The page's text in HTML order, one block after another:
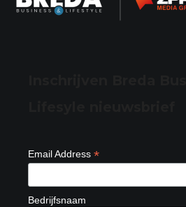
Email Address *
Bedrijfsnaam